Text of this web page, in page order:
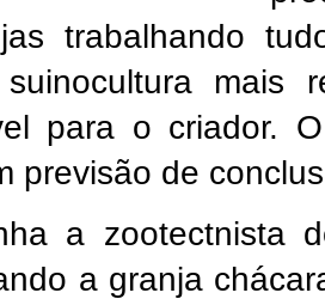
trabalhando
mais
para o criador.
previsão de
a zootectnista
a granja